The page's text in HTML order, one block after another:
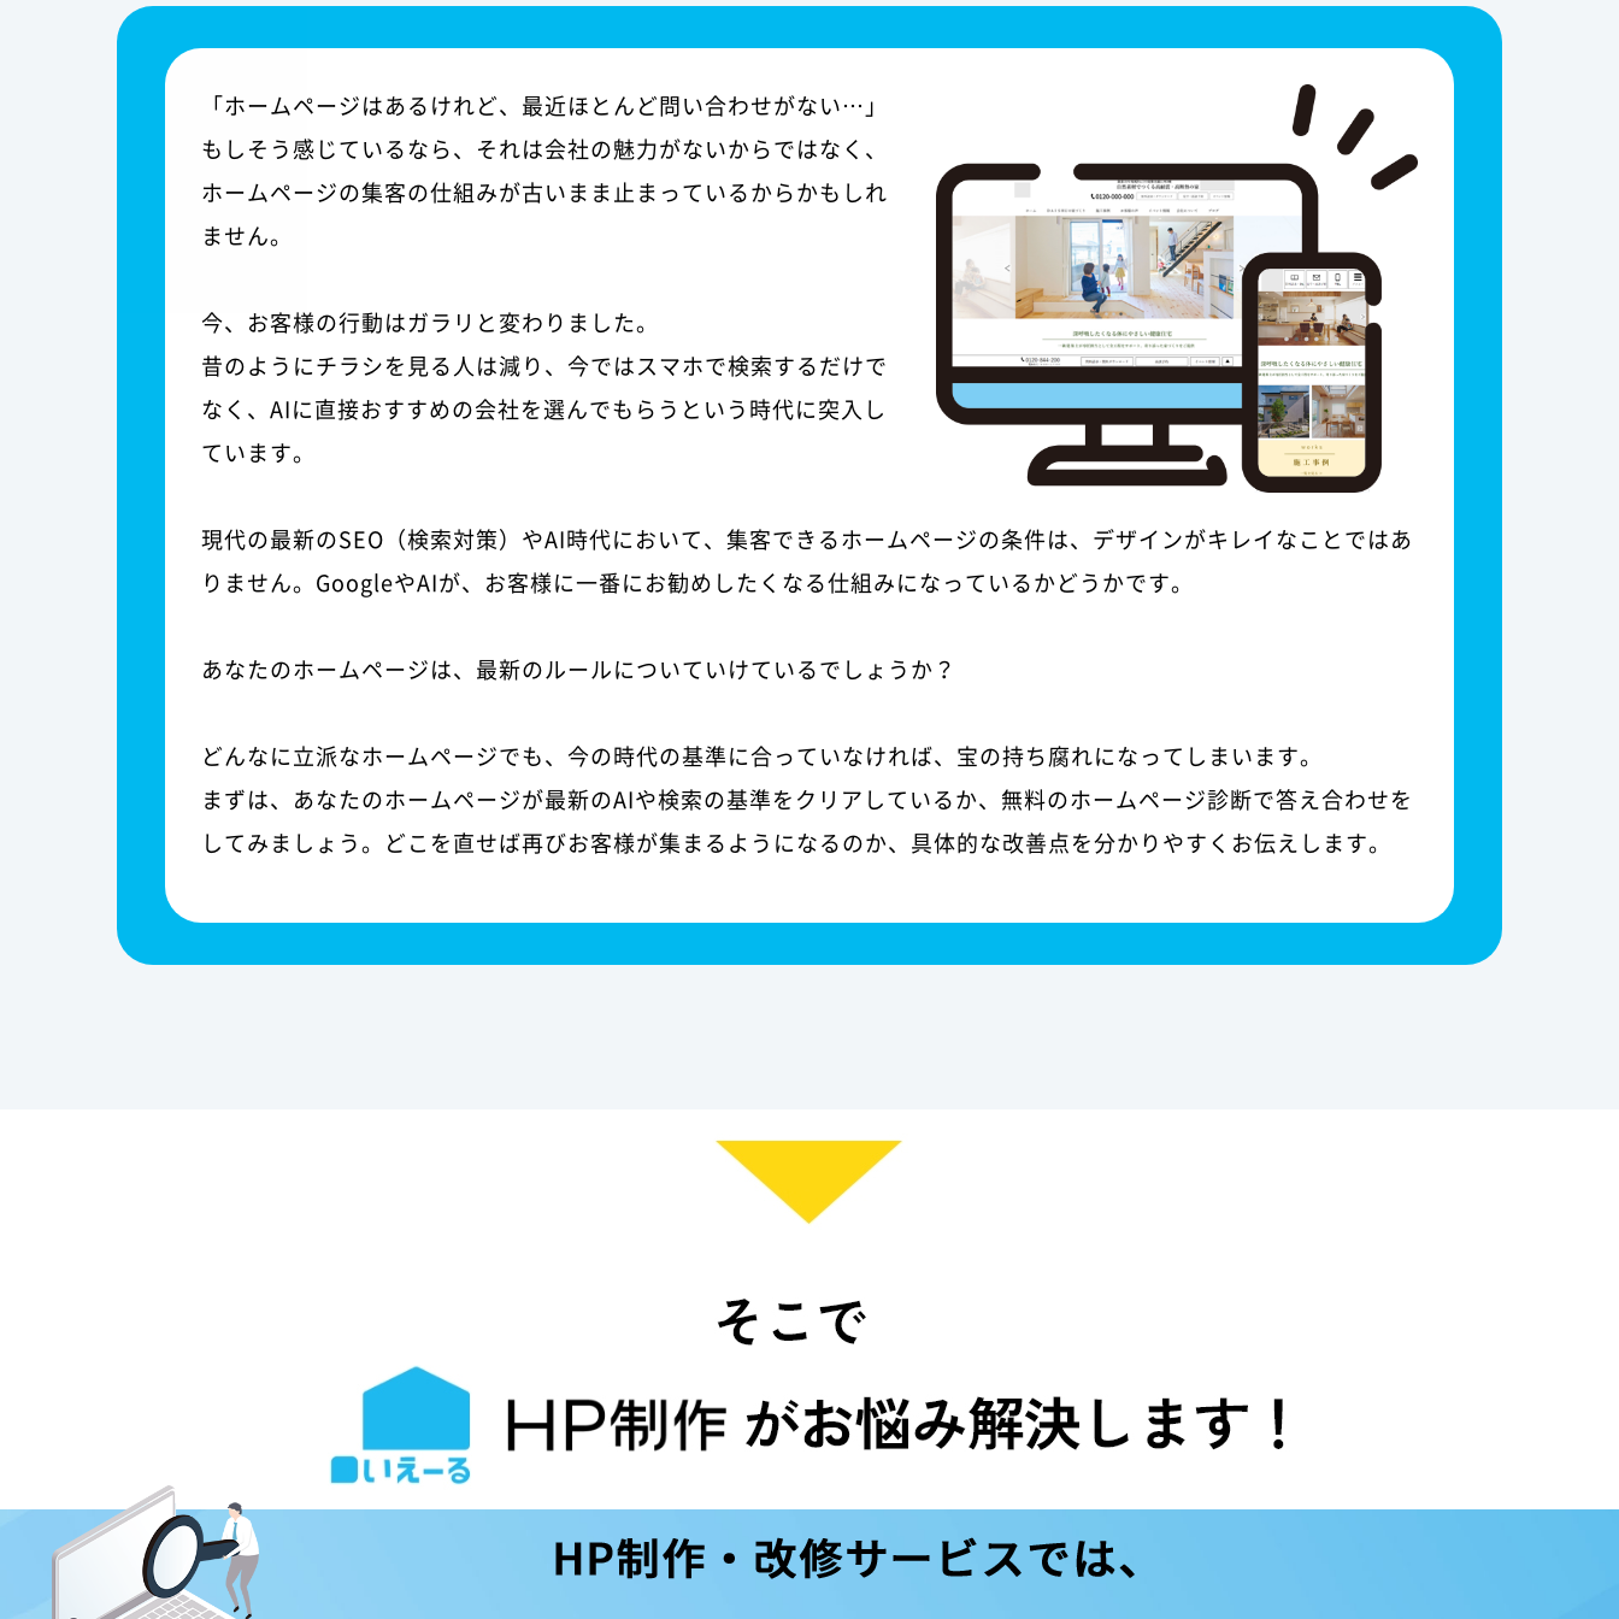
「ホームページはあるけれど、最近ほとんど問い合わせがない…」
もしそう感じているなら、それは会社の魅力がないからではなく、
ホームページの集客の仕組みが古いまま止まっているからかもしれ
ません。
今、お客様の行動はガラリと変わりました。
昔のようにチラシを見る人は減り、今ではスマホで検索するだけで
なく、AIに直接おすすめの会社を選んでもらうという時代に突入し
ています。
現代の最新のSEO（検索対策）やAI時代において、集客できるホームページの条件は、デザインがキレイなことではあ
りません。GoogleやAIが、お客様に一番にお勧めしたくなる仕組みになっているかどうかです。
あなたのホームページは、最新のルールについていけているでしょうか？
どんなに立派なホームページでも、今の時代の基準に合っていなければ、宝の持ち腐れになってしまいます。
まずは、あなたのホームページが最新のAIや検索の基準をクリアしているか、無料のホームページ診断で答え合わせを
してみましょう。どこを直せば再びお客様が集まるようになるのか、具体的な改善点を分かりやすくお伝えします。